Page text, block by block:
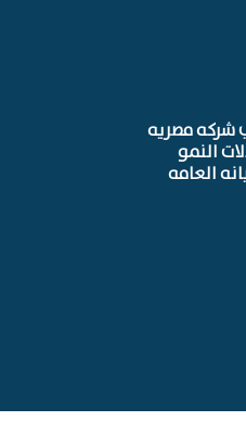
شركه مصريه
النمو
العامه